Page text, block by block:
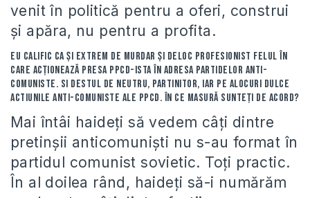
venit în politică pentru a oferi, construi
şi apăra, nu pentru a profita.
Eu calific ca şi extrem de murdar şi deloc profesionist felul în
care acţionează presa ppcd-ista în adresa partidelor anti-
comuniste. Si destul de neutru, partinitor, iar pe alocuri dulce
actiunile anti-comuniste ale PPCD. În ce masură sunteți de acord?
Mai întâi haideţi să vedem câţi dintre
pretinşii anticomunişti nu s-au format în
partidul comunist sovietic. Toţi practic.
În al doilea rând, haideţi să-i numărăm